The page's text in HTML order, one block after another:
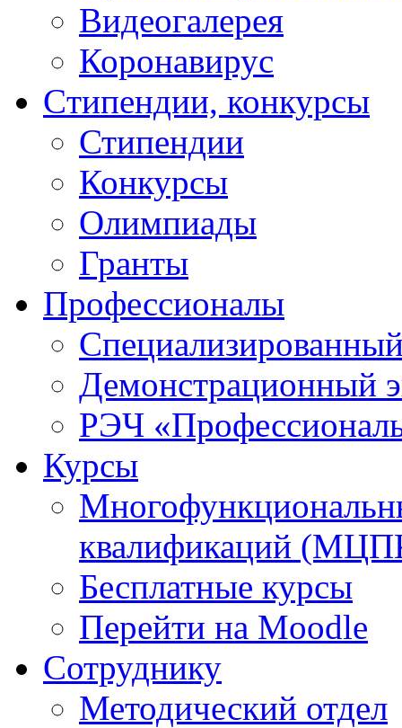
Видеогалерея
Коронавирус
Cтипендии, конкурсы
Стипендии
Конкурсы
Олимпиады
Гранты
Профессионалы
Демонстрационный
РЭЧ
Курсы
квалификаций
Бесплатные курсы
Перейти на Moodle
Сотруднику
Методический отдел